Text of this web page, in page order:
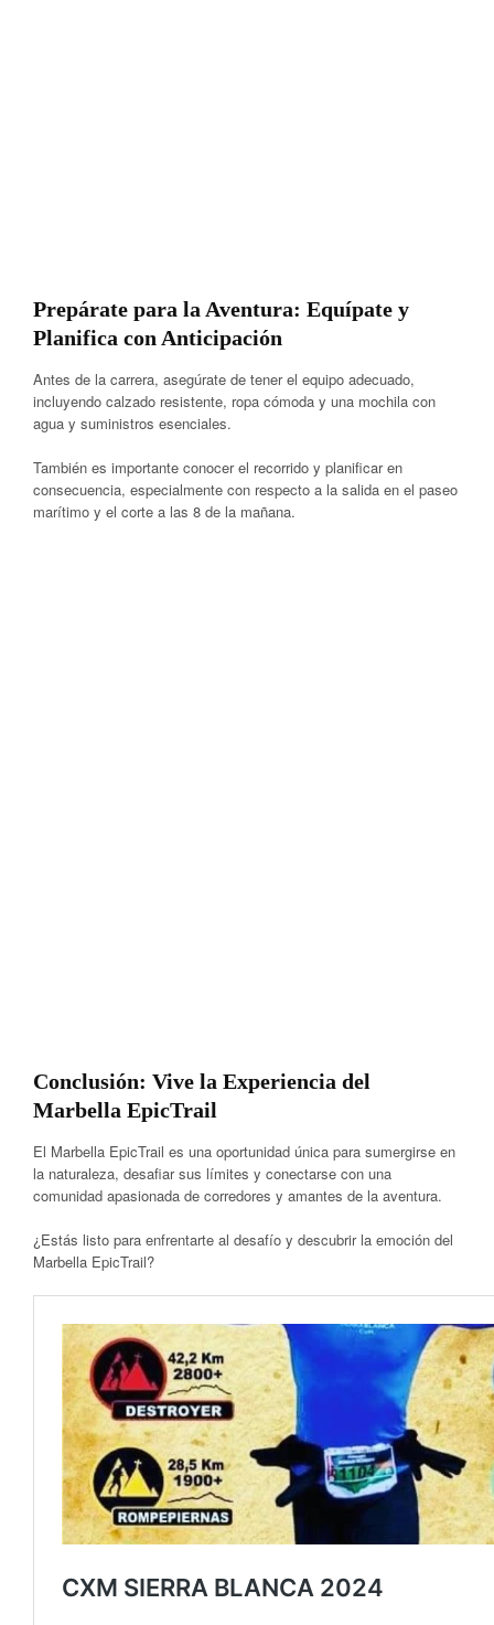
Prepárate para la Aventura: Equípate y
Planifica con Anticipación
Antes de la carrera, asegúrate de tener el equipo adecuado,
incluyendo calzado resistente, ropa cómoda y una mochila con
agua y suministros esenciales.
También es importante conocer el recorrido y planificar en
consecuencia, especialmente con respecto a la salida en el paseo
marítimo y el corte a las 8 de la mañana.
Conclusión: Vive la Experiencia del
Marbella EpicTrail
El Marbella EpicTrail es una oportunidad única para sumergirse en
la naturaleza, desafiar sus límites y conectarse con una
comunidad apasionada de corredores y amantes de la aventura.
¿Estás listo para enfrentarte al desafío y descubrir la emoción del
Marbella EpicTrail?